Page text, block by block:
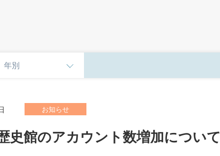
年別
お知らせ
史館のアカウント数増加について